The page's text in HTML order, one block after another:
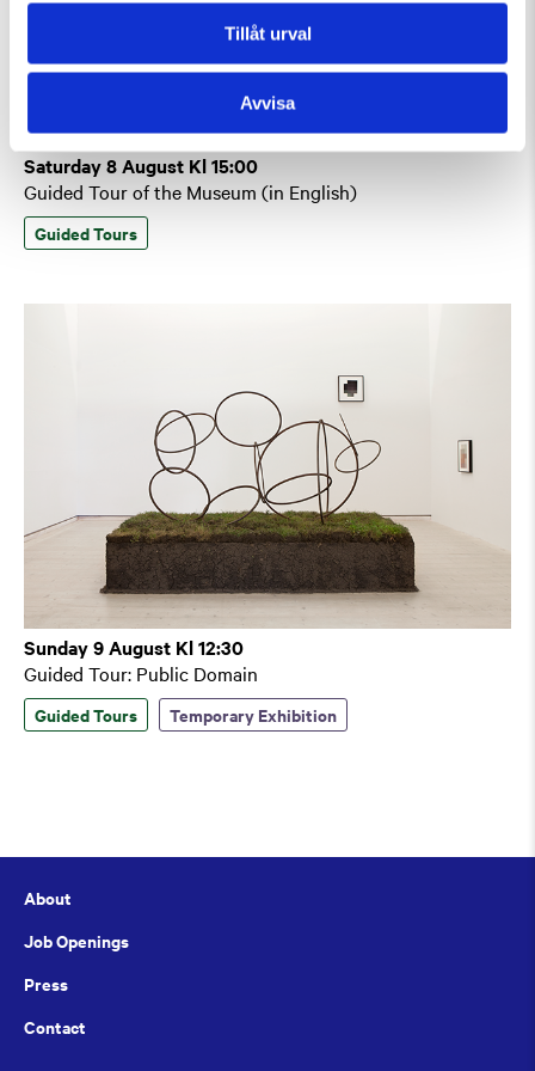
Tillåt urval
Avvisa
Saturday 8 August Kl 15:00
Guided Tour of the Museum (in English)
Guided Tours
Sunday 9 August Kl 12:30
Guided Tour: Public Domain
Guided Tours Temporary Exhibition
About
Job Openings
Press
Contact